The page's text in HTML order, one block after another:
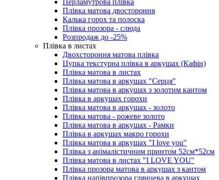
Перламутрова плівка
Плівка матова двостороння
Калька горох та полоска
Плівка прозора - слюда
Розпродаж до -25%
Плівка в листах
Двохстороння матова плівка
Цупка текстурна плівка в аркушах (Кафін)
Плівка матова в листах
Плівка матова в аркушах "Серця"
Плівка матова в аркушах з золотим кантом
Плівка в аркушах горохи
Плівка матова в аркушах - золото
Плівка матова - рожеве золото
Плівка матова в аркушах - Рамки
Плівка в аркушах макро горохи
Плівка матова в аркушах "I love you"
Плівка з анімалістичним принтом 52см*52см
Плівка матова в листах "I LOVE YOU"
Плівка прозора матова в аркушах з кантом
Плівка напівпрозора глянцева в аркушах